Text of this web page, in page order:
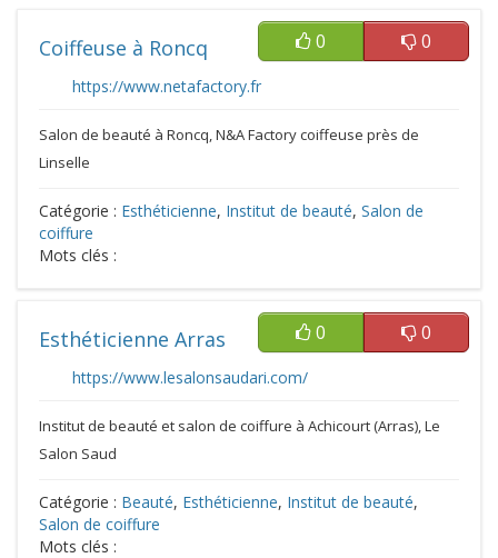
0 0
Coiffeuse à Roncq
https://www.netafactory.fr
Salon de beauté à Roncq, N&A Factory coiffeuse près de
Linselle
Catégorie : Esthéticienne, Institut de beauté, Salon de
coiffure
Mots clés :
0 0
Esthéticienne Arras
https://www.lesalonsaudari.com/
Institut de beauté et salon de coiffure à Achicourt (Arras), Le
Salon Saud
Catégorie : Beauté, Esthéticienne, Institut de beauté,
Salon de coiffure
Mots clés :